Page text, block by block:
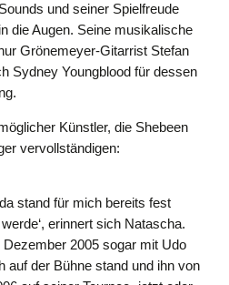
und seiner Spielfreude
die Augen. Seine musikalische
Grönemeyer-Gitarrist Stefan
Sydney Youngblood für dessen
Künstler, die Shebeen
vervollständigen:
stand für mich bereits fest
erinnert sich Natascha.
2005 sogar mit Udo
auf der Bühne stand und ihn von